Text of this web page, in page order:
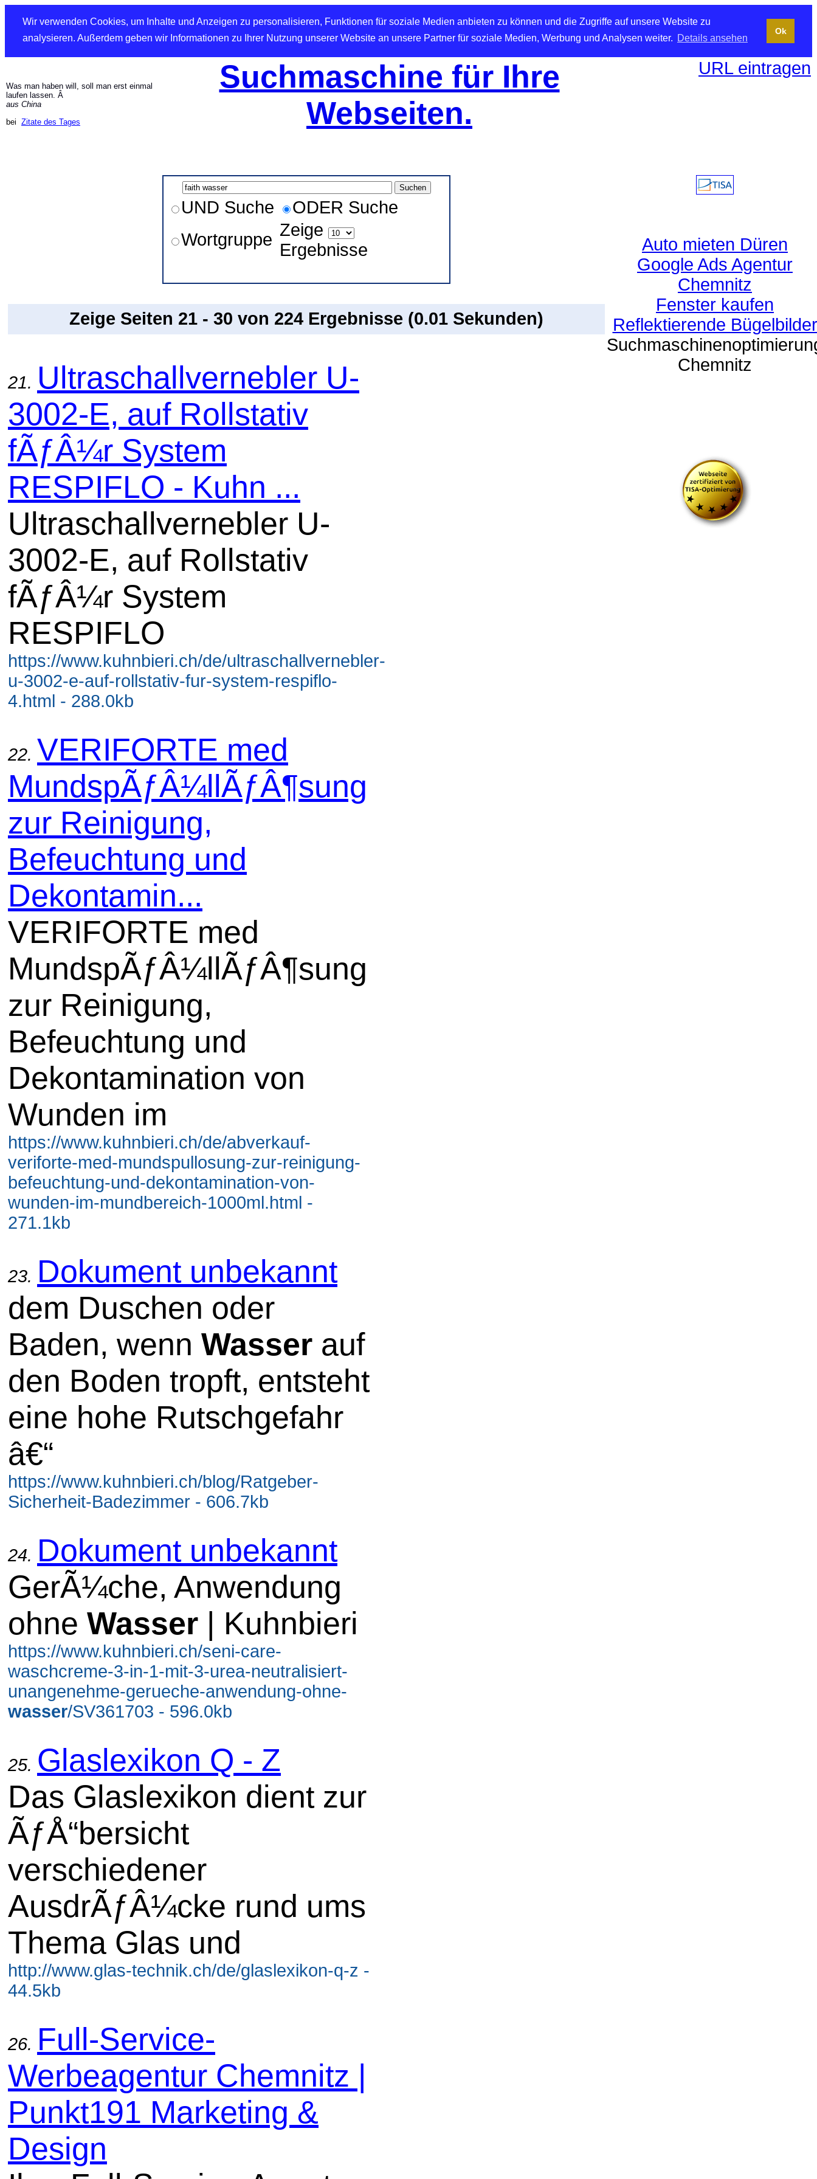
Wir verwenden Cookies, um Inhalte und Anzeigen zu personalisieren, Funktionen für soziale Medien anbieten zu können und die Zugriffe auf unsere Website zu
analysieren. Außerdem geben wir Informationen zu Ihrer Nutzung unserer Website an unsere Partner für soziale Medien, Werbung und Analysen weiter. Details ansehen
Ok
Was man haben will, soll man erst einmal
laufen lassen. Â
aus China
bei Zitate des Tages
Suchmaschine für Ihre
Webseiten.
URL eintragen
UND Suche
ODER Suche
Wortgruppe Zeige
Ergebnisse
Zeige Seiten 21 - 30 von 224 Ergebnisse (0.01 Sekunden)
21. Ultraschallvernebler U-
3002-E, auf Rollstativ
fÃƒÂ¼r System
RESPIFLO - Kuhn ...
Ultraschallvernebler U-
3002-E, auf Rollstativ
fÃƒÂ¼r System
RESPIFLO
https://www.kuhnbieri.ch/de/ultraschallvernebler-
u-3002-e-auf-rollstativ-fur-system-respiflo-
4.html - 288.0kb
22. VERIFORTE med
MundspÃƒÂ¼llÃƒÂ¶sung
zur Reinigung,
Befeuchtung und
Dekontamin...
VERIFORTE med
MundspÃƒÂ¼llÃƒÂ¶sung
zur Reinigung,
Befeuchtung und
Dekontamination von
Wunden im
https://www.kuhnbieri.ch/de/abverkauf-
veriforte-med-mundspullosung-zur-reinigung-
befeuchtung-und-dekontamination-von-
wunden-im-mundbereich-1000ml.html -
271.1kb
23. Dokument unbekannt
dem Duschen oder
Baden, wenn Wasser auf
den Boden tropft, entsteht
eine hohe Rutschgefahr
â€“
https://www.kuhnbieri.ch/blog/Ratgeber-
Sicherheit-Badezimmer - 606.7kb
24. Dokument unbekannt
GerÃ¼che, Anwendung
ohne Wasser | Kuhnbieri
https://www.kuhnbieri.ch/seni-care-
waschcreme-3-in-1-mit-3-urea-neutralisiert-
unangenehme-gerueche-anwendung-ohne-
wasser/SV361703 - 596.0kb
25. Glaslexikon Q - Z
Das Glaslexikon dient zur
ÃƒÅ“bersicht
verschiedener
AusdrÃƒÂ¼cke rund ums
Thema Glas und
http://www.glas-technik.ch/de/glaslexikon-q-z -
44.5kb
26. Full-Service-
Werbeagentur Chemnitz |
Punkt191 Marketing &
Design
Auto mieten Düren
Google Ads Agentur
Chemnitz
Fenster kaufen
Reflektierende Bügelbilder
Chemnitz